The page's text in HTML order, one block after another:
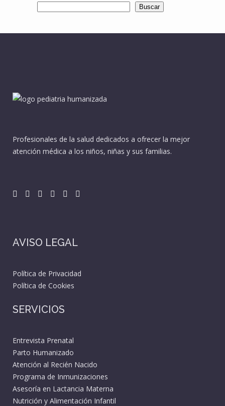
Buscar
Profesionales de la salud dedicados a ofrecer la mejor
atención médica a los niños, niñas y sus familias.
AVISO LEGAL
Política de Privacidad
Política de Cookies
SERVICIOS
Entrevista Prenatal
Parto Humanizado
Atención al Recién Nacido
Programa de Inmunizaciones
Asesoría en Lactancia Materna
Nutrición y Alimentación Infantil